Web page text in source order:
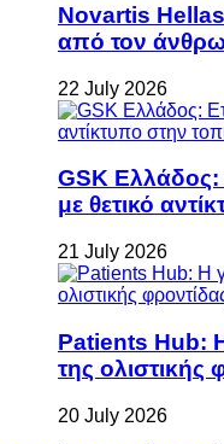
Novartis
από τον
22 July 2026
GSK Ελλάδος:
με θετικό
21 July 2026
Patients Hub:
της ολιστικής
20 July 2026